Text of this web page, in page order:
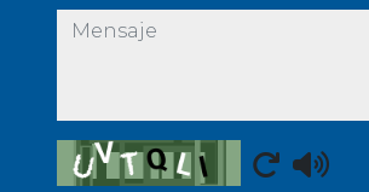
mensaje
Captcha